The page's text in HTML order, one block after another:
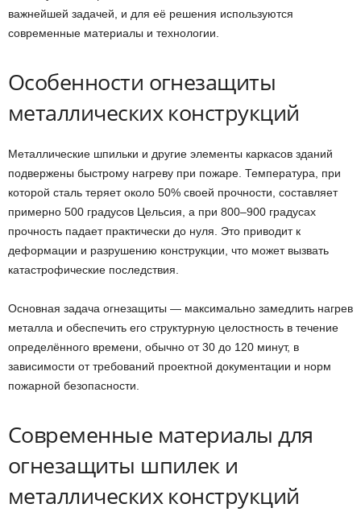
важнейшей задачей, и для её решения используются
современные материалы и технологии.
Особенности огнезащиты
металлических конструкций
Металлические шпильки и другие элементы каркасов зданий
подвержены быстрому нагреву при пожаре. Температура, при
которой сталь теряет около 50% своей прочности, составляет
примерно 500 градусов Цельсия, а при 800–900 градусах
прочность падает практически до нуля. Это приводит к
деформации и разрушению конструкции, что может вызвать
катастрофические последствия.
Основная задача огнезащиты — максимально замедлить нагрев
металла и обеспечить его структурную целостность в течение
определённого времени, обычно от 30 до 120 минут, в
зависимости от требований проектной документации и норм
пожарной безопасности.
Современные материалы для
огнезащиты шпилек и
металлических конструкций